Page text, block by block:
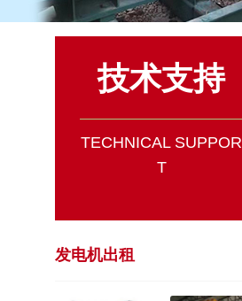
技术支持
TECHNICAL SUPPOR
T
发电机出租